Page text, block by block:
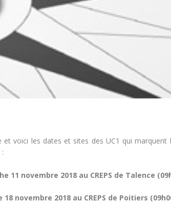
voici les dates et sites des UC1 qui
11 novembre 2018 au CREPS de Talence
novembre 2018 au CREPS de Poitiers